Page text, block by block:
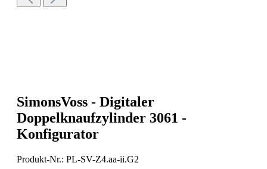
SimonsVoss - Digitaler
Doppelknaufzylinder 3061 -
Konfigurator
Produkt-Nr.: PL-SV-Z4.aa-ii.G2